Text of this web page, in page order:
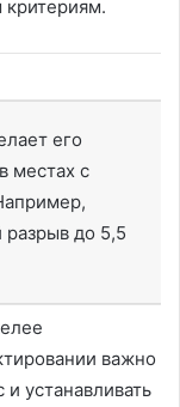
критериям.
его
местах с
до 5,5
важно
устанавливать